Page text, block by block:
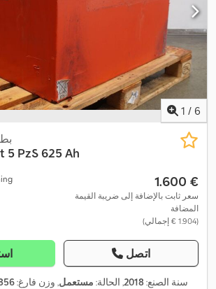
1 / 6
5 PzS 625 Ah
‏1.600 €
سعر ثابت بالإضافة إلى ضريبة القيمة
المضافة
(‏1.904 € إجمالي)
اتصل
سنة الصنع:2018, الحالة: مستعمل, وزن فارغ:856